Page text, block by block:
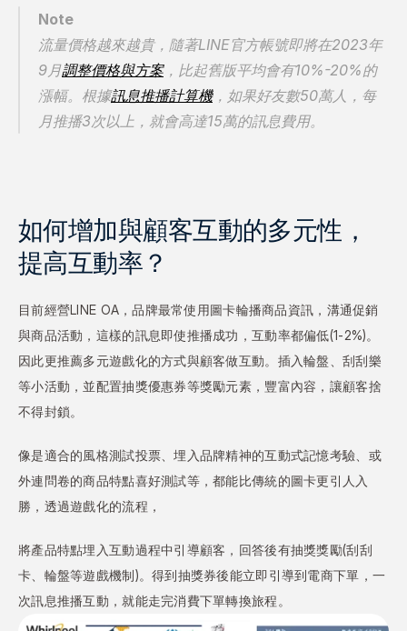
Note
流量價格越來越貴，隨著LINE官方帳號即將在2023年
9月調整價格與方案，比起舊版平均會有10%-20%的
漲幅。根據訊息推播計算機，如果好友數50萬人，每
月推播3次以上，就會高達15萬的訊息費用。
如何增加與顧客互動的多元性，
提高互動率？
目前經營LINE OA，品牌最常使用圖卡輪播商品資訊，溝通促銷
與商品活動，這樣的訊息即使推播成功，互動率都偏低(1-2%)。
因此更推薦多元遊戲化的方式與顧客做互動。插入輪盤、刮刮樂
等小活動，並配置抽獎優惠券等獎勵元素，豐富內容，讓顧客捨
不得封鎖。
像是適合的風格測試投票、埋入品牌精神的互動式記憶考驗、或
外連問卷的商品特點喜好測試等，都能比傳統的圖卡更引人入
勝，透過遊戲化的流程，
將產品特點埋入互動過程中引導顧客，回答後有抽獎獎勵(刮刮
卡、輪盤等遊戲機制)。得到抽獎券後能立即引導到電商下單，一
次訊息推播互動，就能走完消費下單轉換旅程。